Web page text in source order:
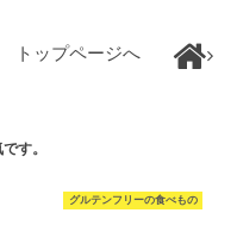
トップページへ
す。
グルテンフリーの食べもの